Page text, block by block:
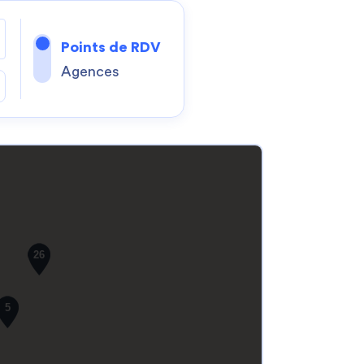
Points de RDV
Agences
26
5